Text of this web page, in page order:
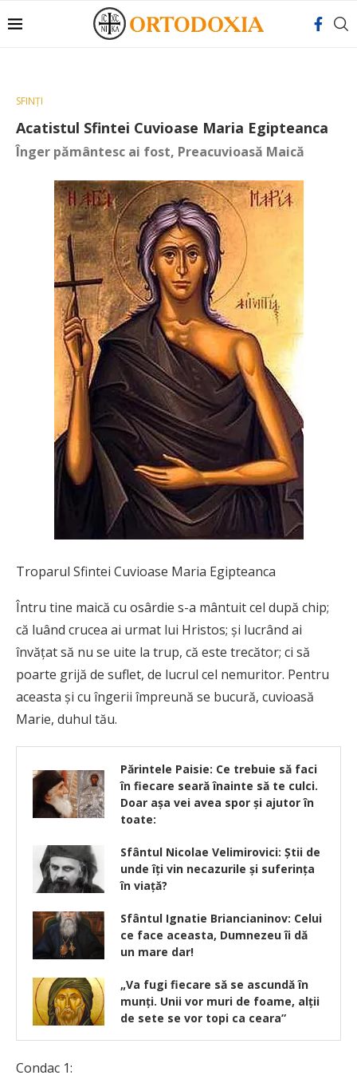
SFINȚI
Acatistul Sfintei Cuvioase Maria Egipteanca
Înger pământesc ai fost, Preacuvioasă Maică
Troparul Sfintei Cuvioase Maria Egipteanca
Întru tine maică cu osârdie s-a mântuit cel după chip;
că luând crucea ai urmat lui Hristos; și lucrând ai
învățat să nu se uite la trup, că este trecător; ci să
poarte grijă de suflet, de lucrul cel nemuritor. Pentru
aceasta și cu în­gerii împreună se bucură, cuvioasă
Marie, duhul tău.
Părintele Paisie: Ce trebuie să faci
în fiecare seară înainte să te culci.
Doar așa vei avea spor și ajutor în
toate:
Sfântul Nicolae Velimirovici: Ştii de
unde îţi vin necazurile şi suferinţa
în viaţă?
Sfântul Ignatie Briancianinov: Celui
ce face aceasta, Dumnezeu îi dă
un mare dar!
„Va fugi fiecare să se ascundă în
munți. Unii vor muri de foame, alții
de sete se vor topi ca ceara”
Condac 1: